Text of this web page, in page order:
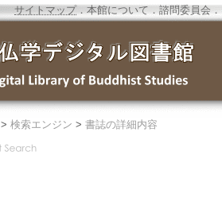
サイトマップ．本館について ． 諮問委員会 ．
> 検索エンジン > 書誌の詳細内容